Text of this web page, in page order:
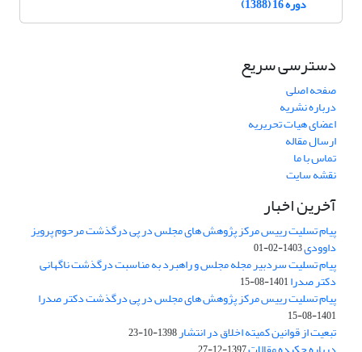
دسترسی سریع
صفحه اصلی
درباره نشریه
اعضای هیات تحریریه
ارسال مقاله
تماس با ما
نقشه سایت
آخرین اخبار
پیام تسلیت رییس مرکز پژوهش های مجلس در پی درگذشت مرحوم پرویز
داوودی1403-02-01
پیام تسلیت سردبیر مجله مجلس و راهبرد به مناسبت درگذشت ناگهانی
دکتر صدرا1401-08-15
پیام تسلیت رییس مرکز پژوهش های مجلس در پی درگذشت دکتر صدرا
1401-08-15
تبعیت از قوانین کمیته اخلاق در انتشار1398-10-23